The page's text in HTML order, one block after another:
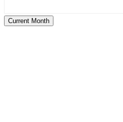
Current Month